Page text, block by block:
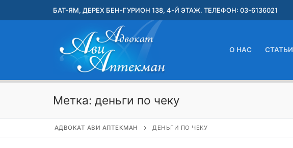
БАТ-ЯМ, ДЕРЕХ БЕН-ГУРИОН 138, 4-Й ЭТАЖ. ТЕЛЕФОН: 03-6136021
О НАС СТАТЬИ
Метка: деньги по чеку
АДВОКАТ АВИ АПТЕКМАН ДЕНЬГИ ПО ЧЕКУ